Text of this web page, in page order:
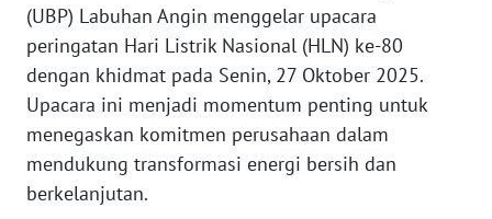
(UBP) Labuhan Angin menggelar upacara
peringatan Hari Listrik Nasional (HLN) ke-80
dengan khidmat pada Senin, 27 Oktober 2025.
Upacara ini menjadi momentum penting untuk
menegaskan komitmen perusahaan dalam
mendukung transformasi energi bersih dan
berkelanjutan.
KARIR
DISCLAIMER
News
Regional